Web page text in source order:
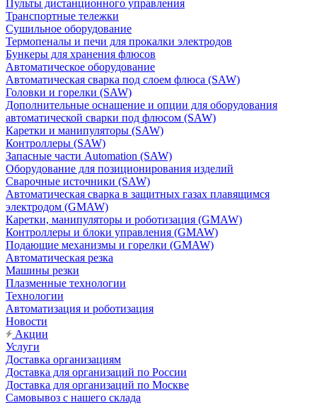
Пульты дистанционного управления
Транспортные тележки
Сушильное оборудование
Термопеналы и печи для прокалки электродов
Бункеры для хранения флюсов
Автоматическое оборудование
Автоматическая сварка под слоем флюса (SAW)
Головки и горелки (SAW)
Дополнительные оснащение и опции для оборудования
автоматической сварки под флюсом (SAW)
Каретки и манипуляторы (SAW)
Контроллеры (SAW)
Запасные части Automation (SAW)
Оборудование для позиционирования изделий
Сварочные источники (SAW)
Автоматическая сварка в защитных газах плавящимся
электродом (GMAW)
Каретки, манипуляторы и роботизация (GMAW)
Контроллеры и блоки управления (GMAW)
Подающие механизмы и горелки (GMAW)
Автоматическая резка
Машины резки
Плазменные технологии
Технологии
Автоматизация и роботизация
Новости
Акции
Услуги
Доставка организациям
Доставка для организаций по России
Доставка для организаций по Москве
Самовывоз с нашего склада